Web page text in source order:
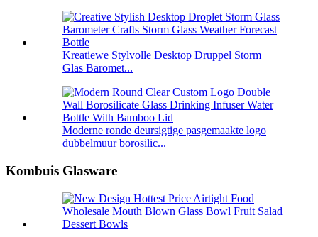
Kreatiewe Stylvolle Desktop Druppel Storm
Glas Baromet...
Moderne ronde deursigtige pasgemaakte logo
dubbelmuur borosilic...
Kombuis Glasware